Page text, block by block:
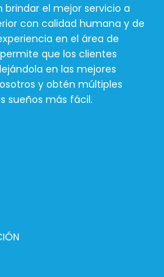
brindar el mejor servicio a
con calidad humana y de
en el área de
que los clientes
en las mejores
y obtén múltiples
sueños más fácil.